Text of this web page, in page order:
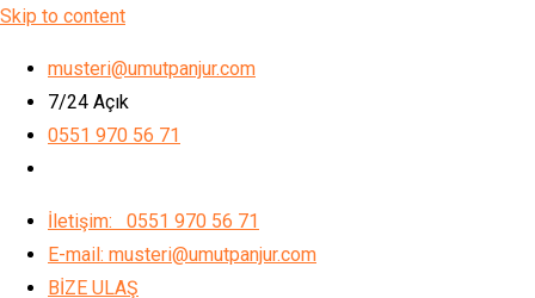
Skip to content
musteri@umutpanjur.com
7/24 Açık
0551 970 56 71
İletişim: 0551 970 56 71
E-mail: musteri@umutpanjur.com
BİZE ULAŞ